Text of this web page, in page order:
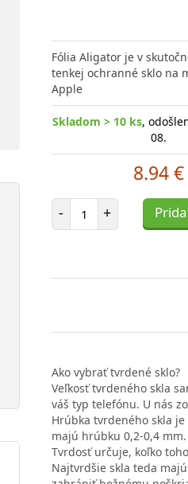
Fólia Aligator je v
tenkej ochranné sklo na
Apple
Skladom > 10 ks,
08.
8.94 €
- Počet položiek
+
Ako vybrať tvrdené sklo?
Veľkosť tvrdeného skla
váš typ telefónu. U nás
Hrúbka tvrdeného skla
majú hrúbku 0,2-0,4 mm.
Tvrdosť určuje, koľko
Najtvrdšie skla teda